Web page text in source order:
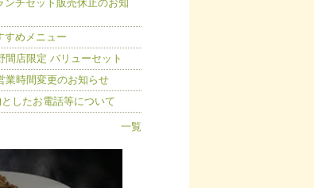
ンチセット販売休止のお知
すめメニュー
間店限定 バリューセット
業時間変更のお知らせ
としたお電話等について
一覧